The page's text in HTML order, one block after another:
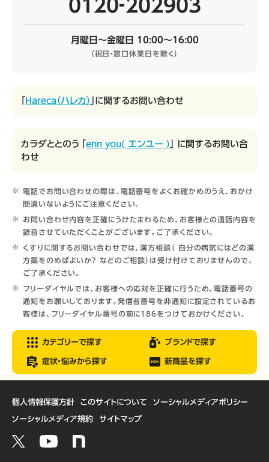
0120‐202903
月曜日～金曜日 10:00～16:00
（祝日・窓口休業日を除く）
Hareca（ハレカ） 」に関するお問い合わせ
カラダととのう 「 enn you( エンユー ) 」 に関するお問い合
わせ
電話でお問い合わせの際は、電話番号をよくお確かめのうえ、おかけ
間違いないようにご注意ください。
お問い合わせ内容を正確にうけたまわるため、お客様との通話内容を
録音させていただくことがございます。ご了承ください。
くすりに関するお問い合わせでは、漢方相談（ 自分の病気にはどの漢
方薬をのめばよいか？ などのご相談）は受け付けておりませんので、
ご了承ください。
フリーダイヤルでは、お客様への応対を正確に行うため、電話番号の
通知をお願いしております。発信者番号を非通知に設定されているお
客様は、フリーダイヤル番号の前に186をつけておかけください。
カテゴリーで探す ブランドで探す
症状・悩みから探す 新商品を探す
個人情報保護方針 このサイトについて ソーシャルメディアポリシー
ソーシャルメディア規約 サイトマップ